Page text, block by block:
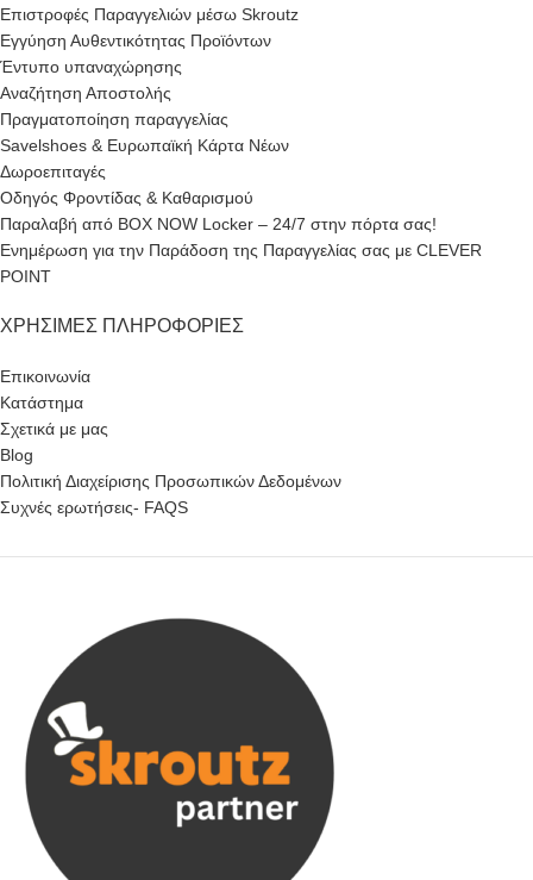
Επιστροφές Παραγγελιών μέσω Skroutz
Εγγύηση Αυθεντικότητας Προϊόντων
Έντυπο υπαναχώρησης
Αναζήτηση Αποστολής
Πραγματοποίηση παραγγελίας
Savelshoes & Ευρωπαϊκή Κάρτα Νέων
Δωροεπιταγές
Οδηγός Φροντίδας & Καθαρισμού
Παραλαβή από BOX NOW Locker – 24/7 στην πόρτα σας!
Ενημέρωση για την Παράδοση της Παραγγελίας σας με CLEVER
POINT
ΧΡΉΣΙΜΕΣ ΠΛΗΡΟΦΟΡΊΕΣ
Επικοινωνία
Κατάστημα
Σχετικά με μας
Blog
Πολιτική Διαχείρισης Προσωπικών Δεδομένων
Συχνές ερωτήσεις- FAQS